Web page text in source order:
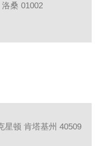
桑 01002
星顿 肯塔基州 40509